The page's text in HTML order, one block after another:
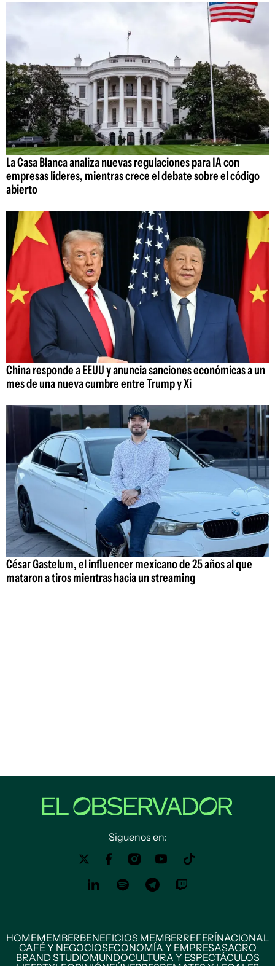
La Casa Blanca analiza nuevas regulaciones para IA con
empresas líderes, mientras crece el debate sobre el código
abierto
China responde a EEUU y anuncia sanciones económicas a un
mes de una nueva cumbre entre Trump y Xi
César Gastelum, el influencer mexicano de 25 años al que
mataron a tiros mientras hacía un streaming
Siguenos en:
HOMEMEMBERBENEFICIOS MEMBERREFERÍNACIONAL
CAFÉ Y NEGOCIOSECONOMÍA Y EMPRESASAGRO
BRAND STUDIOMUNDOCULTURA Y ESPECTÁCULOS